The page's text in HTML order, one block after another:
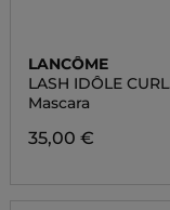
LANCÔME
LASH IDÔLE CURL
GODDESS
Mascara
35,00 €